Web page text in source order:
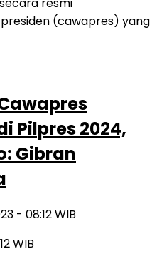
Pilpres 2024,
Gibran
- 08:12 WIB
WIB